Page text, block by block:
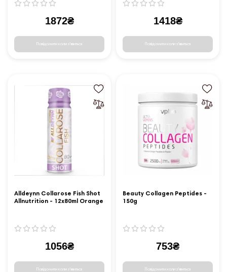
1872₴
Повідомити коли з'явиться
1418₴
Повідомити коли з'явиться
Alldeynn Collarose Fish Shot
Allnutrition - 12x80ml Orange
1056₴
Повідомити коли з'явиться
Beauty Collagen Peptides -
150g
753₴
Повідомити коли з'явиться